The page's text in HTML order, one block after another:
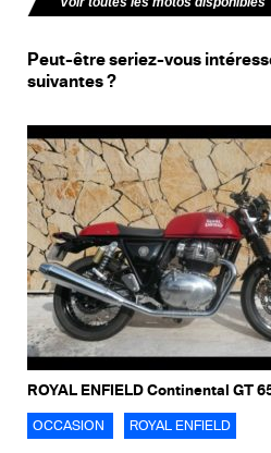
Peut-être seriez-vous
suivantes ?
ROYAL ENFIELD Continental GT
OCCASION ROYAL ENFIELD